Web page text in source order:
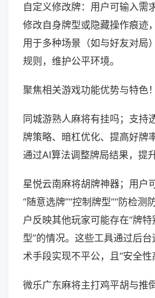
自定义修改牌：用户可输入需
修改自身牌型或隐藏操作痕迹
用于多种场景（如与好友对局
规则，维护公平环境。
聚焦相关游戏功能优势与特色！
同城游熟人麻将有挂吗；支持
牌策略、暗杠优化、提高好牌
通过AI算法调整牌局结果，提升
星悦云南麻将胡牌神器；用户
“随意选牌”“控制牌型”“防检测
户反映其他玩家可能存在“牌特
型”的情况。这些工具通过后
术手段实现不平公，且“安全性
微乐广东麻将主打鸡平胡与推